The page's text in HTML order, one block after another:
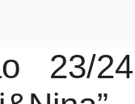
23/